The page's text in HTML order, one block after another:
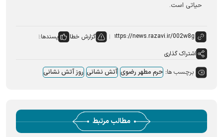
حیاتی است.
گزارش خطا
پسندها:
اشتراک گذاری
برچسب ها: حرم مطهر رضوی آتش نشانی روز آتش نشانی
مطالب مرتبط